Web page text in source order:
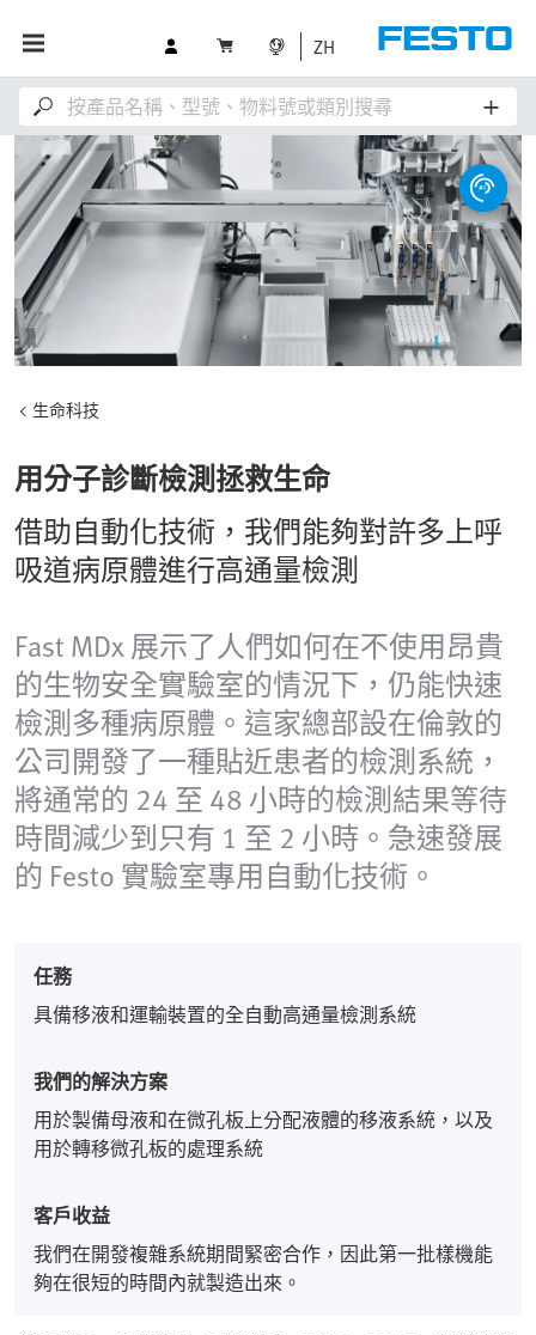
ZH
生命科技
用分子診斷檢測拯救生命
借助自動化技術，我們能夠對許多上呼
吸道病原體進行高通量檢測
Fast MDx 展示了人們如何在不使用昂貴
的生物安全實驗室的情況下，仍能快速
檢測多種病原體。這家總部設在倫敦的
公司開發了一種貼近患者的檢測系統，
將通常的 24 至 48 小時的檢測結果等待
時間減少到只有 1 至 2 小時。急速發展
的 Festo 實驗室專用自動化技術。
任務
具備移液和運輸裝置的全自動高通量檢測系統
我們的解決方案
用於製備母液和在微孔板上分配液體的移液系統，以及
用於轉移微孔板的處理系統
客戶收益
我們在開發複雜系統期間緊密合作，因此第一批樣機能
夠在很短的時間內就製造出來。